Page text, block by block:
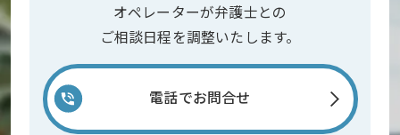
オペレーターが弁護士との
ご相談日程を調整いたします。
電話でお問合せ